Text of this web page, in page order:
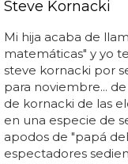
Steve Kornacki
Mi hija acaba de
matemáticas" y yo
steve kornacki por
para noviembre...
de kornacki de las
en una especie de
apodos de "papá
espectadores